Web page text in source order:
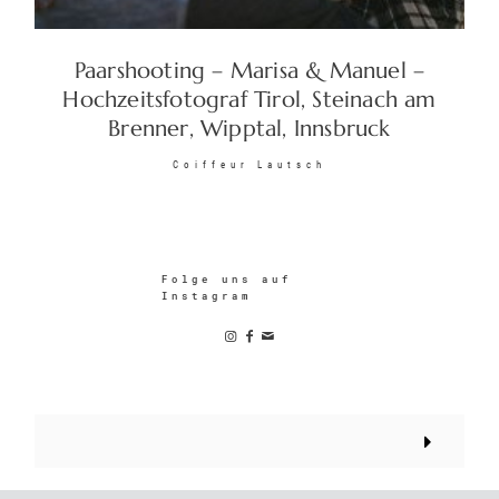
Paarshooting – Marisa & Manuel –
Hochzeitsfotograf Tirol, Steinach am
Brenner, Wipptal, Innsbruck
Coiffeur Lautsch
© 2026 Christoph Graus |
Impressum/Datenschutz/AGB|
Sitemap| +43 (0)677 620 327 74 |
Folge uns auf
Instagram